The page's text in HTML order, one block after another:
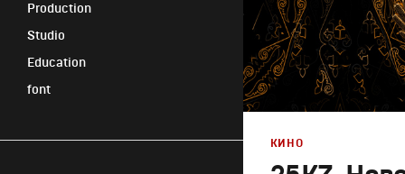
Production
Studio
Education
font
КИНО